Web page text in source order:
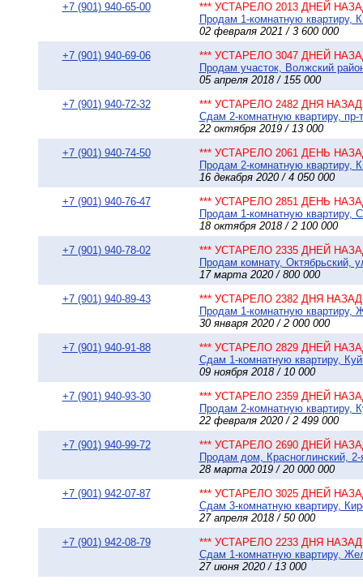
+7 (901) 940-65-00
*** УСТАРЕЛО 2013 ДНЕЙ
Продам 1-комнатную квартиру,
02 февраля 2021 / 3 600 000
+7 (901) 940-69-06
*** УСТАРЕЛО 3047 ДНЕЙ
Продам участок, Волжский
05 апреля 2018 / 155 000
+7 (901) 940-72-32
*** УСТАРЕЛО 2482 ДНЯ НАЗАД
Сдам 2-комнатную квартиру, пр-
22 октября 2019 / 13 000
+7 (901) 940-74-50
*** УСТАРЕЛО 2061 ДЕНЬ
Продам 2-комнатную квартиру,
16 декабря 2020 / 4 050 000
+7 (901) 940-76-47
*** УСТАРЕЛО 2851 ДЕНЬ
Продам 1-комнатную квартиру,
18 октября 2018 / 2 100 000
+7 (901) 940-78-02
*** УСТАРЕЛО 2335 ДНЕЙ
Продам комнату, Октябрьский,
17 марта 2020 / 800 000
+7 (901) 940-89-43
*** УСТАРЕЛО 2382 ДНЯ НАЗАД
Продам 1-комнатную квартиру,
30 января 2020 / 2 000 000
+7 (901) 940-91-88
*** УСТАРЕЛО 2829 ДНЕЙ
Сдам 1-комнатную квартиру,
09 ноября 2018 / 10 000
+7 (901) 940-93-30
*** УСТАРЕЛО 2359 ДНЕЙ
Продам 2-комнатную квартиру,
22 февраля 2020 / 2 499 000
+7 (901) 940-99-72
*** УСТАРЕЛО 2690 ДНЕЙ
Продам дом, Красноглинский,
28 марта 2019 / 20 000 000
+7 (901) 942-07-87
*** УСТАРЕЛО 3025 ДНЕЙ
Сдам 3-комнатную квартиру,
27 апреля 2018 / 50 000
+7 (901) 942-08-79
*** УСТАРЕЛО 2233 ДНЯ НАЗАД
Сдам 1-комнатную квартиру,
27 июня 2020 / 13 000